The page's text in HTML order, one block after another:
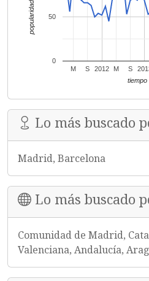
2012
M S M S
0
50
tiempo
popularidad
Lo más buscado
Madrid, Barcelona
Lo más buscado
Comunidad de Madrid,
Valenciana, Andalucía,